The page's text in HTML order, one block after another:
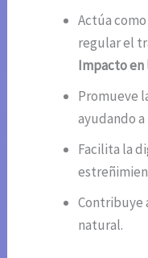
Actúa
regular el
Impacto en
Promueve
ayudando
Facilita la
Contribuye
natural.